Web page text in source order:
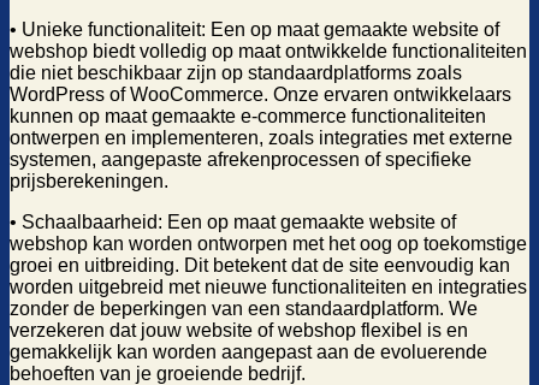
• Unieke functionaliteit: Een op maat gemaakte website of
webshop biedt volledig op maat ontwikkelde functionaliteiten
die niet beschikbaar zijn op standaardplatforms zoals
WordPress of WooCommerce. Onze ervaren ontwikkelaars
kunnen op maat gemaakte e-commerce functionaliteiten
ontwerpen en implementeren, zoals integraties met externe
systemen, aangepaste afrekenprocessen of specifieke
prijsberekeningen.
• Schaalbaarheid: Een op maat gemaakte website of
webshop kan worden ontworpen met het oog op toekomstige
groei en uitbreiding. Dit betekent dat de site eenvoudig kan
worden uitgebreid met nieuwe functionaliteiten en integraties
zonder de beperkingen van een standaardplatform. We
verzekeren dat jouw website of webshop flexibel is en
gemakkelijk kan worden aangepast aan de evoluerende
behoeften van je groeiende bedrijf.